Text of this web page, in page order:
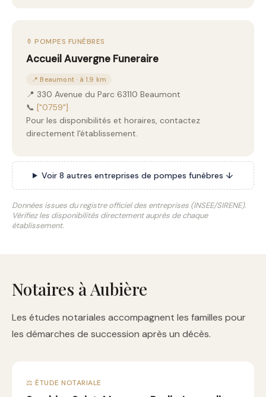
⚱️ POMPES FUNÈBRES
Accueil Auvergne Funeraire
📍 Beaumont · à 1.9 km
📍 330 Avenue du Parc 63110 Beaumont
📞 ["0759"]
Pour les disponibilités et horaires, contactez
directement l'établissement.
Voir 8 autres entreprises de pompes funèbres ↓
Données issues du registre officiel des entreprises (INSEE/SIRENE).
Vérifiez les disponibilités directement auprès de chaque
établissement.
Notaires à Aubière
Les études notariales accompagnent les familles pour
les démarches de succession après un décès.
⚖️ ÉTUDE NOTARIALE